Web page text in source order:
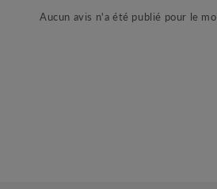
Aucun avis n'a été publié pour le